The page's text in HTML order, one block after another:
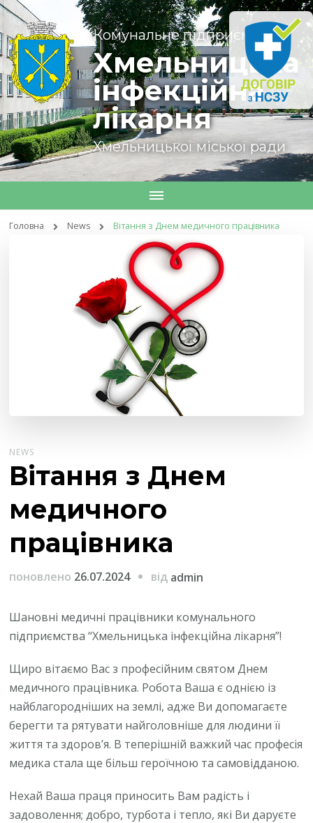
Комунальне підприємство
Хмельницька
інфекційна
лікарня
Хмельницької міської ради
Головна News Вітання з Днем медичного працівника
NEWS
Вітання з Днем
медичного
працівника
поновлено 26.07.2024 від admin
Шановні медичні працівники комунального
підприємства “Хмельницька інфекційна лікарня”!
Щиро вітаємо Вас з професійним святом Днем
медичного працівника. Робота Ваша є однією із
найблагородніших на землі, адже Ви допомагаєте
берегти та рятувати найголовніше для людини її
життя та здоров’я. В теперішній важкий час професія
медика стала ще більш героїчною та самовідданою.
Нехай Ваша праця приносить Вам радість і
задоволення; добро, турбота і тепло, які Ви даруєте